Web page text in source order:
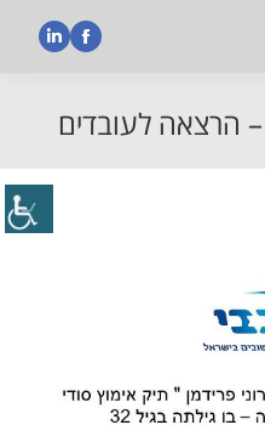
– הרצאה לעובדים